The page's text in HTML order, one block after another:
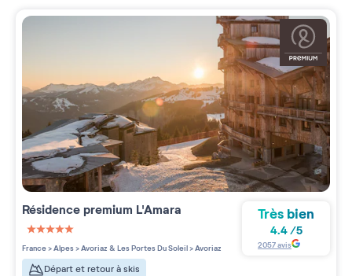
Résidence premium L'Amara
5 étoiles sur 5
France>Alpes>Avoriaz & Les Portes Du Soleil>Avoriaz
Départ et retour à skis
Très bien
4.4/5
2057avis